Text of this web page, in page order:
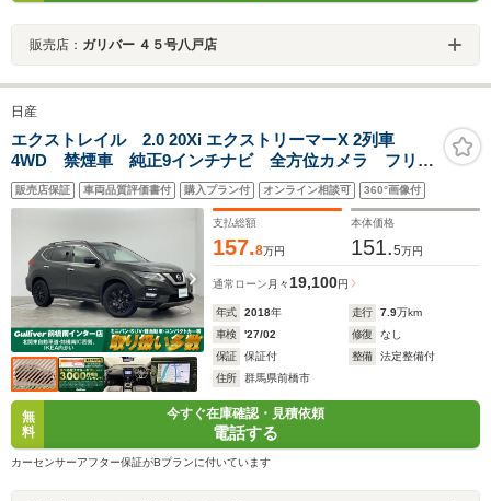
販売店： ガリバー ４５号八戸店
日産
エクストレイル 2.0 20Xi エクストリーマーX 2列車
4WD 禁煙車 純正9インチナビ 全方位カメラ フリッ
プダウンモニター 衝突軽減 デジタルインナーミラ
ー 全席シートヒーター LEDヘッドライト ETC ダ
ウンヒルアシストコントロール プロパイロット
販売店保証 車両品質評価書付 購入プラン付 オンライン相談可 360°画像付
支払総額
157.8万円
本体価格
151.5万円
通常ローン 月々 19,100円
年式 2018年 走行 7.9万km
車検
'27/02 修復
なし
保証
保証付 整備
法定整備付
住所
群馬県前橋市
無
料
今すぐ在庫確認・見積依頼
電話する
カーセンサーアフター保証がBプランに付いています